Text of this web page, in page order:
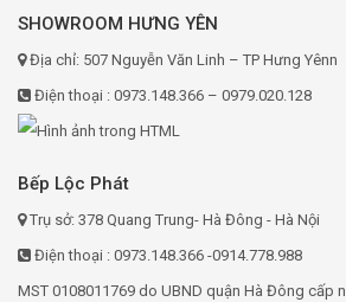
SHOWROOM HƯNG YÊN
Địa chỉ: 507 Nguyễn Văn Linh – TP Hưng Yênn
Điện thoại : 0973.148.366 – 0979.020.128
Bếp Lộc Phát
Trụ sở: 378 Quang Trung- Hà Đông - Hà Nội
Điện thoại : 0973.148.366 -0914.778.988
MST 0108011769 do UBND quận Hà Đông cấp